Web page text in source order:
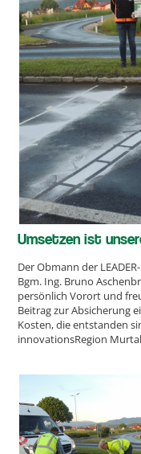
Umsetzen ist
Der Obmann der
Bgm. Ing. Bruno
persönlich Vorort und
Beitrag zur Absicherung
Kosten, die entstanden
innovationsRegion